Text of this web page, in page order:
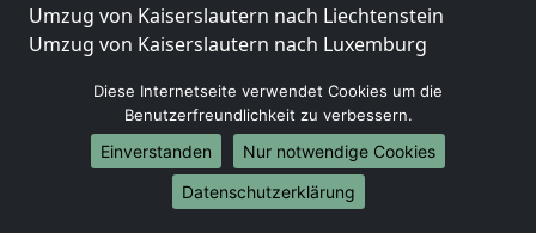
Umzug von Kaiserslautern nach Liechtenstein
Umzug von Kaiserslautern nach Luxemburg
Umzug von Kaiserslautern nach Norwegen
Umzüge-Deutschlandweit
Umzug von Kaiserslautern nach Berlin
Umzug von Kaiserslautern nach Hamburg
Diese Internetseite verwendet Cookies um die
Benutzerfreundlichkeit zu verbessern.
Einverstanden
Nur notwendige Cookies
Datenschutzerklärung